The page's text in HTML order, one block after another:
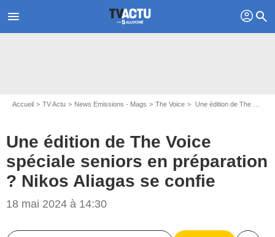
menu profil search
Accueil TV Actu News Emissions - Mags The Voice Une édition de The Voice spéciale seniors en préparation ? Nikos Aliagas se confie
Une édition de The Voice
spéciale seniors en préparation
? Nikos Aliagas se confie
18 mai 2024 à 14:30